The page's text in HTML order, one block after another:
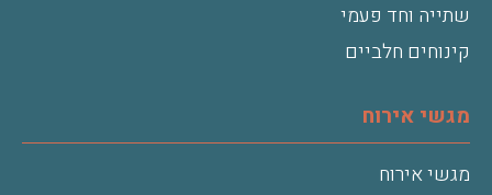
שתייה וחד פעמי
קינוחים חלביים
מגשי אירוח
מגשי אירוח